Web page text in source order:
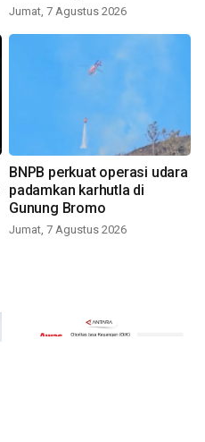
Jumat, 7 Agustus 2026
BNPB perkuat operasi udara
padamkan karhutla di
Gunung Bromo
Jumat, 7 Agustus 2026